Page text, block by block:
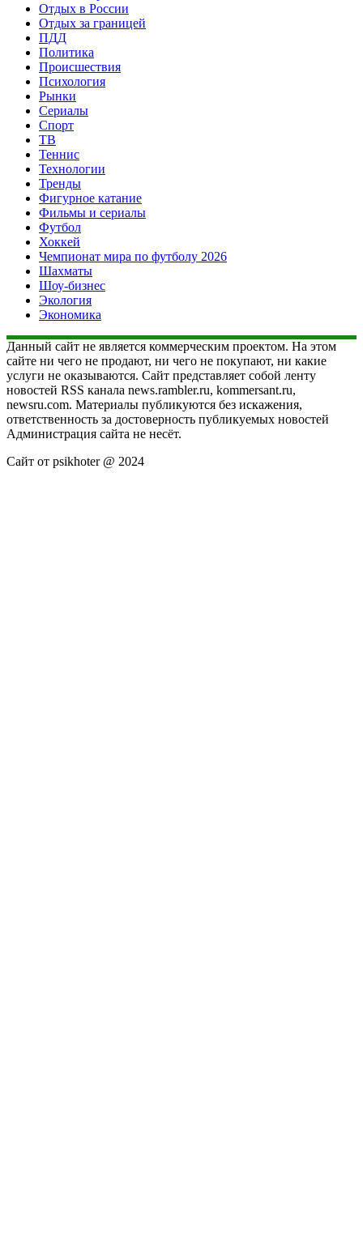
Отдых в России
Отдых за границей
ПДД
Политика
Происшествия
Психология
Рынки
Сериалы
Спорт
ТВ
Теннис
Технологии
Тренды
Фигурное катание
Фильмы и сериалы
Футбол
Хоккей
Чемпионат мира по футболу 2026
Шахматы
Шоу-бизнес
Экология
Экономика
Данный сайт не является коммерческим проектом. На этом
сайте ни чего не продают, ни чего не покупают, ни какие
услуги не оказываются. Сайт представляет собой ленту
новостей RSS канала news.rambler.ru, kommersant.ru,
newsru.com. Материалы публикуются без искажения,
ответственность за достоверность публикуемых новостей
Администрация сайта не несёт.
Сайт от psikhoter @ 2024